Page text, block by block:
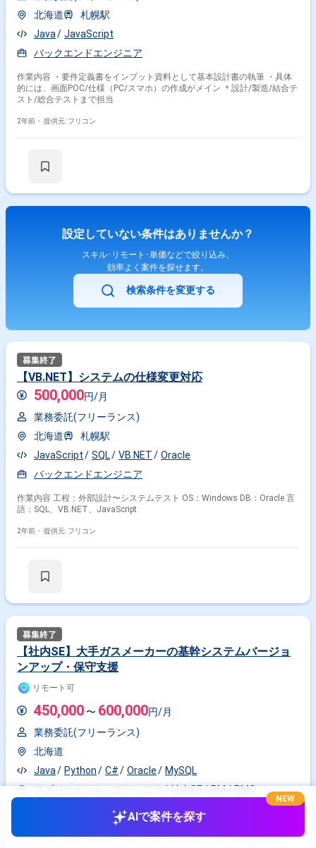
北海道
札幌駅
Java
JavaScript
バックエンドエンジニア
作業内容 ・要件定義書をインプット資料として基本設計書の執筆 ・具体
的には、画面POC/仕様（PC/スマホ）の作成がメイン ＊設計/製造/結合テ
スト/総合テストまで担当
2年前・ 提供元: フリコン
設定していない条件はありませんか？
スキル･リモート･単価などで絞り込み、
効率よく案件を探せます。
検索条件を変更する
【VB.NET】システムの仕様変更対応
500,000円/月
業務委託(フリーランス)
北海道
札幌駅
JavaScript
SQL VB.NET
Oracle
バックエンドエンジニア
作業内容 工程：外部設計〜システムテスト OS：Windows DB：Oracle 言
語：SQL、VB.NET、JavaScript
2年前・ 提供元: フリコン
【社内SE】大手ガスメーカーの基幹システムバージョ
ンアップ・保守支援
リモート可
450,000 〜 600,000円/月
業務委託(フリーランス)
北海道
Java
Python C# Oracle
MySQL
アプリケーションエンジニア
社内SE PM PMO
作業内容 【社内SE】大手ガスメーカーの基幹システムバージョンアッ
プ・保守支援 ■業務内容 大手ガスメーカーのIT子会社である同社にて、基
幹システムのバージョンアップに伴う、受け入れテストと稼働後の保守対
AIで案件を探す
NEW